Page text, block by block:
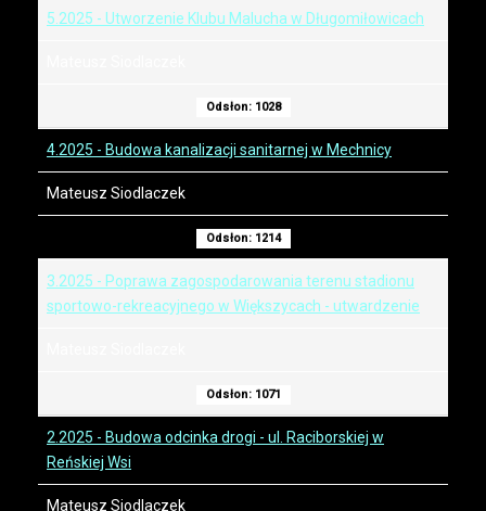
5.2025 - Utworzenie Klubu Malucha w Długomiłowicach
Odsłon: 1028
4.2025 - Budowa kanalizacji sanitarnej w Mechnicy
Mateusz Siodlaczek
Odsłon: 1214
3.2025 - Poprawa zagospodarowania terenu stadionu
sportowo-rekreacyjnego w Większycach - utwardzenie
Odsłon: 1071
2.2025 - Budowa odcinka drogi - ul. Raciborskiej w
Reńskiej Wsi
Mateusz Siodlaczek